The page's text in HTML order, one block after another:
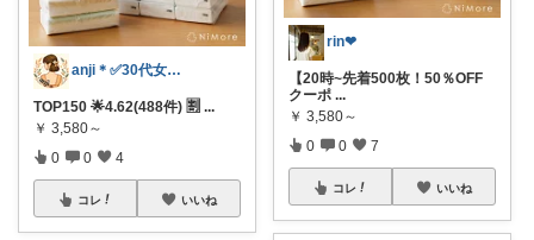
anji＊✅30代女性売上ランキング🏆
TOP150 🌟4.62(488件) 🈹 ...
￥ 3,580～
0 0 4
コレ いいね
rin❤︎
【20時~先着500枚！50％OFF
クーポ ...
￥ 3,580～
0 0 7
コレ いいね